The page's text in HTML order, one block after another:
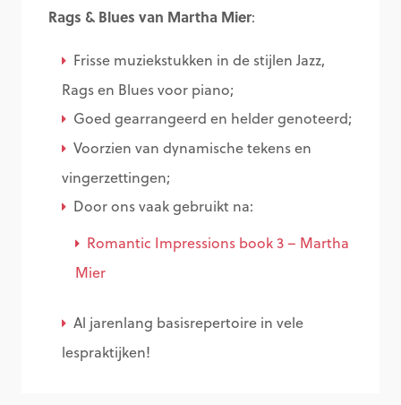
Rags & Blues van Martha Mier:
Frisse muziekstukken in de stijlen Jazz,
Rags en Blues voor piano;
Goed gearrangeerd en helder genoteerd;
Voorzien van dynamische tekens en
vingerzettingen;
Door ons vaak gebruikt na:
Romantic Impressions book 3 – Martha
Mier
Al jarenlang basisrepertoire in vele
lespraktijken!